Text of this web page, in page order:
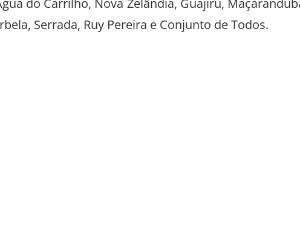
do Carrilho, Nova Zelândia, Guajiru,
Serrada, Ruy Pereira e Conjunto de Todos.